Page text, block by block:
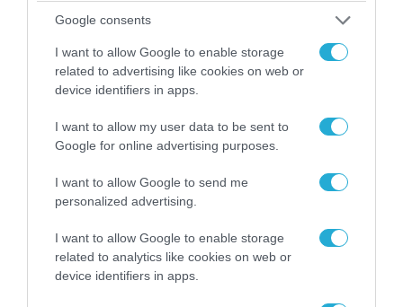
Google consents
I want to allow Google to enable storage
related to advertising like cookies on web or
device identifiers in apps.
I want to allow my user data to be sent to
Google for online advertising purposes.
I want to allow Google to send me
personalized advertising.
I want to allow Google to enable storage
related to analytics like cookies on web or
device identifiers in apps.
Ο Γιάννης Αλαφούζος «τέλειωσε» τον
Κωνσταντίνο Ζούλα από τον ΣΚΑΪ – Ο λόγος της
απομάκρυνσής του